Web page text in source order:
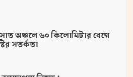
অঞ্চলে ৬০ কিলোমিটার বেগে
সতর্কতা